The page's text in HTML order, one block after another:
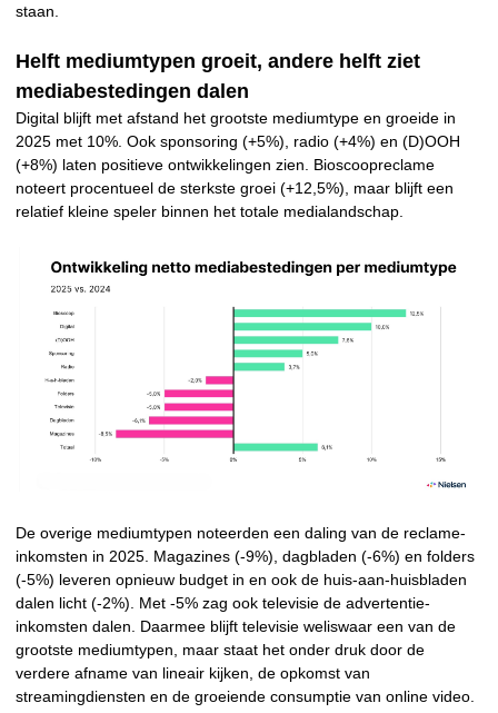
staan.
Helft mediumtypen groeit, andere helft ziet
mediabestedingen dalen
Digital blijft met afstand het grootste mediumtype en groeide in
2025 met 10%. Ook sponsoring (+5%), radio (+4%) en (D)OOH
(+8%) laten positieve ontwikkelingen zien. Bioscoopreclame
noteert procentueel de sterkste groei (+12,5%), maar blijft een
relatief kleine speler binnen het totale medialandschap.
De overige mediumtypen noteerden een daling van de reclame-
inkomsten in 2025. Magazines (-9%), dagbladen (-6%) en folders
(-5%) leveren opnieuw budget in en ook de huis-aan-huisbladen
dalen licht (-2%). Met -5% zag ook televisie de advertentie-
inkomsten dalen. Daarmee blijft televisie weliswaar een van de
grootste mediumtypen, maar staat het onder druk door de
verdere afname van lineair kijken, de opkomst van
streamingdiensten en de groeiende consumptie van online video.